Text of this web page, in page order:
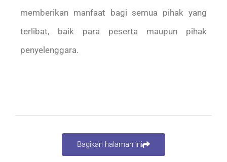
memberikan manfaat bagi semua pihak yang
terlibat, baik para peserta maupun pihak
penyelenggara.
Bagikan halaman ini